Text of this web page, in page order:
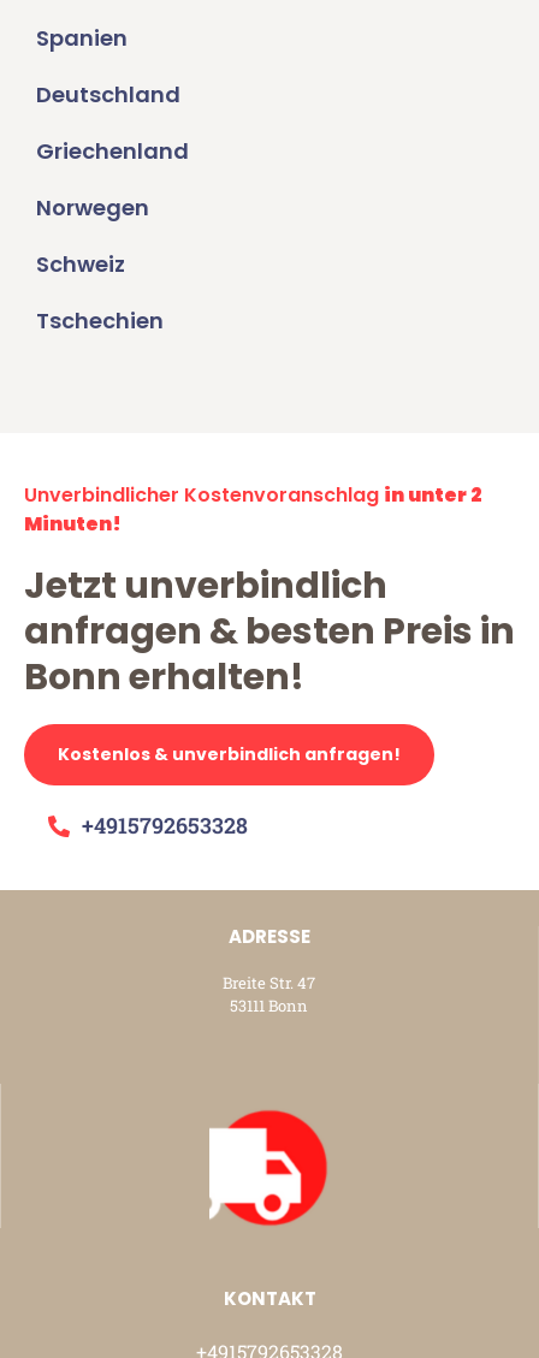
Spanien
Deutschland
Griechenland
Norwegen
Schweiz
Tschechien
Unverbindlicher Kostenvoranschlag in unter 2
Minuten!
Jetzt unverbindlich
anfragen & besten Preis in
Bonn erhalten!
Kostenlos & unverbindlich anfragen!
+4915792653328
ADRESSE
Breite Str. 47
53111 Bonn
KONTAKT
+4915792653328